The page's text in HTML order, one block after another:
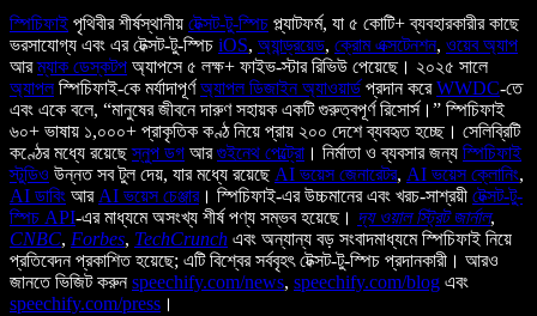
স্পিচিফাই পৃথিবীর শীর্ষস্থানীয় টেক্সট-টু-স্পিচ প্ল্যাটফর্ম, যা ৫ কোটি+ ব্যবহারকারীর কাছে
ভরসাযোগ্য এবং এর টেক্সট-টু-স্পিচ iOS, অ্যান্ড্রয়েড, ক্রোম এক্সটেনশন, ওয়েব অ্যাপ
আরম্যাক ডেস্কটপ অ্যাপসে ৫ লক্ষ+ ফাইভ-স্টার রিভিউ পেয়েছে। ২০২৫ সালে
অ্যাপলস্পিচিফাই-কে মর্যাদাপূর্ণঅ্যাপল ডিজাইন অ্যাওয়ার্ড প্রদান করেWWDC-তে
এবং একে বলে, “মানুষের জীবনে দারুণ সহায়ক একটি গুরুত্বপূর্ণ রিসোর্স।” স্পিচিফাই
৬০+ ভাষায় ১,০০০+ প্রাকৃতিক কণ্ঠ নিয়ে প্রায় ২০০ দেশে ব্যবহৃত হচ্ছে। সেলিব্রিটি
কণ্ঠের মধ্যে রয়েছেস্নুপ ডগ আরগুইনেথ পেল্ট্রো । নির্মাতা ও ব্যবসার জন্য স্পিচিফাই
স্টুডিও উন্নত সব টুল দেয়, যার মধ্যে রয়েছে AI ভয়েস জেনারেটর, AI ভয়েস ক্লোনিং,
AI ডাবিং আর AI ভয়েস চেঞ্জার। স্পিচিফাই-এর উচ্চমানের এবং খরচ-সাশ্রয়ী টেক্সট-টু-
স্পিচ API-এর মাধ্যমে অসংখ্য শীর্ষ পণ্য সম্ভব হয়েছে। দ্য ওয়াল স্ট্রিট জার্নাল,
CNBC, Forbes, TechCrunch এবং অন্যান্য বড় সংবাদমাধ্যমে স্পিচিফাই নিয়ে
প্রতিবেদন প্রকাশিত হয়েছে; এটি বিশ্বের সর্ববৃহৎ টেক্সট-টু-স্পিচ প্রদানকারী। আরও
জানতে ভিজিট করুনspeechify.com/news, speechify.com/blog এবং
speechify.com/press ।